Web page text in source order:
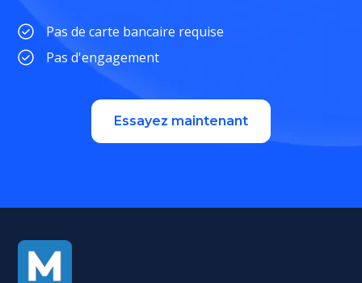
Pas de carte bancaire requise
Pas d'engagement
Essayez maintenant